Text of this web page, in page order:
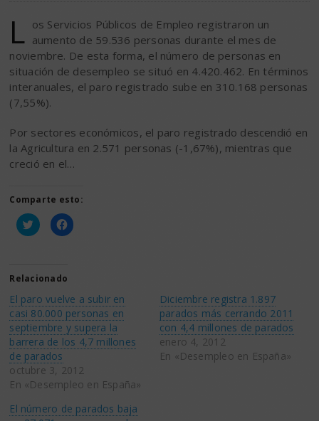
L os Servicios Públicos de Empleo registraron un
aumento de 59.536 personas durante el mes de
noviembre. De esta forma, el número de personas en
situación de desempleo se situó en 4.420.462. En términos
interanuales, el paro registrado sube en 310.168 personas
(7,55%).
Por sectores económicos, el paro registrado descendió en
la Agricultura en 2.571 personas (-1,67%), mientras que
creció en el…
Comparte esto:
Haz
clic
(Se
abre
una
ventana
nueva)
Haz
clic
una
ventana
nueva)
Relacionado
El paro vuelve a subir en
casi 80.000 personas en
septiembre y supera la
barrera de los 4,7 millones
de parados
octubre 3, 2012
En «Desempleo en España»
Diciembre registra 1.897
parados más cerrando 2011
con 4,4 millones de parados
enero 4, 2012
En «Desempleo en España»
El número de parados baja